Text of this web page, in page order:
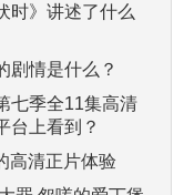
时》讲述了什么
剧情是什么？
七季全11集高清
台上看到？
高清正片体验